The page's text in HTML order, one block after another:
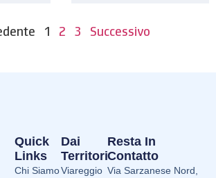
1 2 3 Successivo
Dai
Territori
Viareggio
Quick
Links
Chi Siamo
Resta In
Contatto
Via Sarzanese Nord,